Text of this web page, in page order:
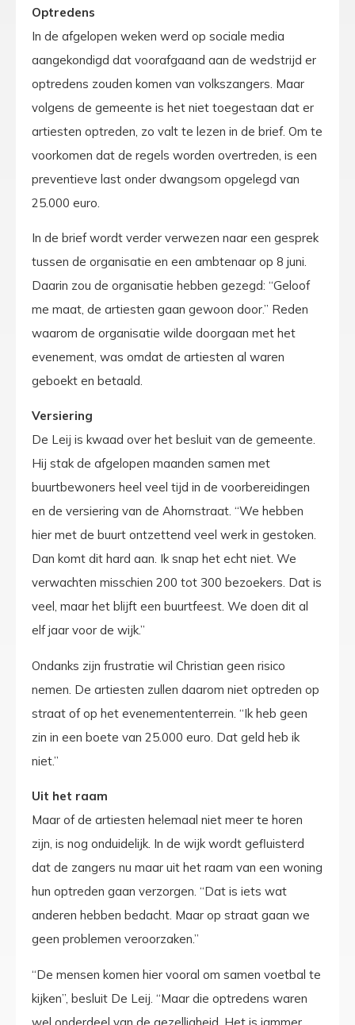
Optredens
In de afgelopen weken werd op sociale media
aangekondigd dat voorafgaand aan de wedstrijd er
optredens zouden komen van volkszangers. Maar
volgens de gemeente is het niet toegestaan dat er
artiesten optreden, zo valt te lezen in de brief. Om te
voorkomen dat de regels worden overtreden, is een
preventieve last onder dwangsom opgelegd van
25.000 euro.
In de brief wordt verder verwezen naar een gesprek
tussen de organisatie en een ambtenaar op 8 juni.
Daarin zou de organisatie hebben gezegd: “Geloof
me maat, de artiesten gaan gewoon door.” Reden
waarom de organisatie wilde doorgaan met het
evenement, was omdat de artiesten al waren
geboekt en betaald.
Versiering
De Leij is kwaad over het besluit van de gemeente.
Hij stak de afgelopen maanden samen met
buurtbewoners heel veel tijd in de voorbereidingen
en de versiering van de Ahornstraat. “We hebben
hier met de buurt ontzettend veel werk in gestoken.
Dan komt dit hard aan. Ik snap het echt niet. We
verwachten misschien 200 tot 300 bezoekers. Dat is
veel, maar het blijft een buurtfeest. We doen dit al
elf jaar voor de wijk.”
Ondanks zijn frustratie wil Christian geen risico
nemen. De artiesten zullen daarom niet optreden op
straat of op het evenemententerrein. “Ik heb geen
zin in een boete van 25.000 euro. Dat geld heb ik
niet.”
Uit het raam
Maar of de artiesten helemaal niet meer te horen
zijn, is nog onduidelijk. In de wijk wordt gefluisterd
dat de zangers nu maar uit het raam van een woning
hun optreden gaan verzorgen. “Dat is iets wat
anderen hebben bedacht. Maar op straat gaan we
geen problemen veroorzaken.”
“De mensen komen hier vooral om samen voetbal te
kijken”, besluit De Leij. “Maar die optredens waren
wel onderdeel van de gezelligheid. Het is jammer